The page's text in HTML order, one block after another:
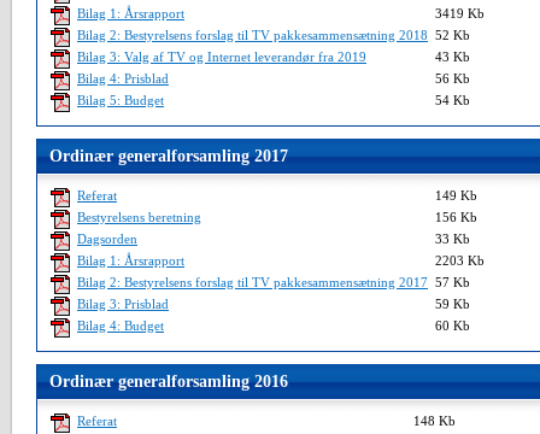
Bilag 1: Årsrapport
3419 Kb
Bilag 2: Bestyrelsens forslag til TV pakkesammensætning 2018 52 Kb
Bilag 3: Valg af TV og Internet leverandør fra 2019
43 Kb
Bilag 4: Prisblad
56 Kb
Bilag 5: Budget
54 Kb
Ordinær generalforsamling 2017
Referat
149 Kb
Bestyrelsens beretning
156 Kb
Dagsorden
33 Kb
Bilag 1: Årsrapport
2203 Kb
Bilag 2: Bestyrelsens forslag til TV pakkesammensætning 2017 57 Kb
Bilag 3: Prisblad
59 Kb
Bilag 4: Budget
60 Kb
Ordinær generalforsamling 2016
Referat
148 Kb